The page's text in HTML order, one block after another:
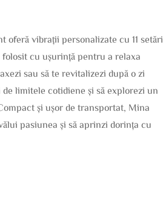
oferă vibrații personalizate cu 11 setări
cu ușurință pentru a relaxa
sau să te revitalizezi după o zi
limitele cotidiene și să explorezi un
și ușor de transportat, Mina
pasiunea și să aprinzi dorința cu